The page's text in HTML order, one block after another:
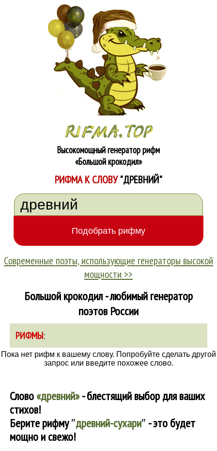
Высокомощный генератор рифм
«Большой крокодил»
РИФМА К СЛОВУ"ДРЕВНИЙ"
Современные поэты, использующие генераторы высокой
мощности >>
Большой крокодил - любимый генератор
поэтов России
РИФМЫ:
Пока нет рифм к вашему слову. Попробуйте сделать другой
запрос или введите похожее слово.
Слово«древний»- блестящий выбор для ваших
стихов!
Берите рифму″древний-сухари″ - это будет
мощно и свежо!